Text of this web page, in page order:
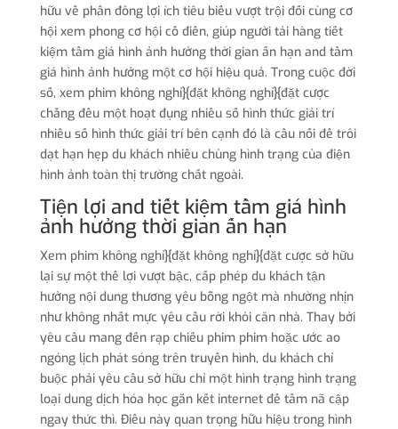
hữu về phần đông lợi ích tiêu biểu vượt trội đối cùng cơ
hội xem phong cơ hội cổ điển, giúp người tải hàng tiết
kiệm tầm giá hình ảnh hưởng thời gian ấn hạn and tầm
giá hình ảnh hưởng một cơ hội hiệu quả. Trong cuộc đời
số, xem phim không nghỉ}{đặt không nghỉ}{đặt cược
chẳng đều một hoạt đụng nhiều số hình thức giải trí
nhiều số hình thức giải trí bên cạnh đó là cầu nối để trôi
dạt hạn hẹp du khách nhiều chủng hình trạng của điện
hình ảnh toàn thị trường chất ngoài.
Tiện lợi and tiết kiệm tầm giá hình
ảnh hưởng thời gian ấn hạn
Xem phim không nghỉ}{đặt không nghỉ}{đặt cược sở hữu
lại sự một thể lợi vượt bậc, cấp phép du khách tận
hưởng nội dung thương yêu bỗng ngột mà nhường nhịn
như không nhất mực yêu cầu rời khỏi căn nhà. Thay bởi
yêu cầu mang đến rạp chiếu phim phim hoặc ước ao
ngóng lịch phát sóng trên truyền hình, du khách chỉ
buộc phải yêu cầu sở hữu chỉ một hình trạng hình trạng
loại dung dịch hóa học gắn kết internet để tầm nã cập
ngay thức thì. Điều này quan trọng hữu hiệu trong hình